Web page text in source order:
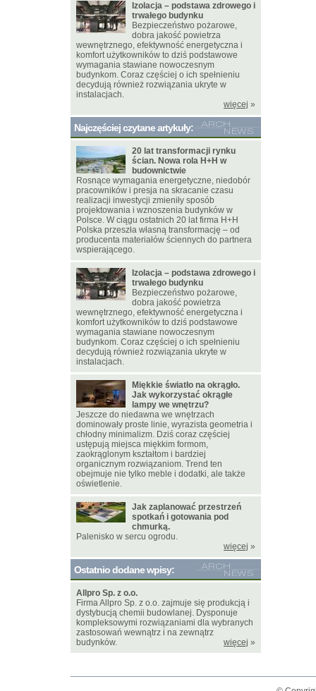
Izolacja – podstawa zdrowego i
trwałego budynku
Bezpieczeństwo pożarowe,
dobra jakość powietrza
wewnętrznego, efektywność energetyczna i
komfort użytkowników to dziś podstawowe
wymagania stawiane nowoczesnym
budynkom. Coraz częściej o ich spełnieniu
decydują również rozwiązania ukryte w
instalacjach.
więcej »
Najczęściej czytane artykuły:
20 lat transformacji rynku
ścian. Nowa rola H+H w
budownictwie
Rosnące wymagania energetyczne, niedobór
pracowników i presja na skracanie czasu
realizacji inwestycji zmieniły sposób
projektowania i wznoszenia budynków w
Polsce. W ciągu ostatnich 20 lat firma H+H
Polska przeszła własną transformację – od
producenta materiałów ściennych do partnera
wspierającego.
Izolacja – podstawa zdrowego i
trwałego budynku
Bezpieczeństwo pożarowe,
dobra jakość powietrza
wewnętrznego, efektywność energetyczna i
komfort użytkowników to dziś podstawowe
wymagania stawiane nowoczesnym
budynkom. Coraz częściej o ich spełnieniu
decydują również rozwiązania ukryte w
instalacjach.
Miękkie światło na okrągło.
Jak wykorzystać okrągłe
lampy we wnętrzu?
Jeszcze do niedawna we wnętrzach
dominowały proste linie, wyrazista geometria i
chłodny minimalizm. Dziś coraz częściej
ustępują miejsca miękkim formom,
zaokrąglonym kształtom i bardziej
organicznym rozwiązaniom. Trend ten
obejmuje nie tylko meble i dodatki, ale także
oświetlenie.
Jak zaplanować przestrzeń
spotkań i gotowania pod
chmurką.
Palenisko w sercu ogrodu.
więcej »
Ostatnio dodane wpisy:
Allpro Sp. z o.o.
Firma Allpro Sp. z o.o. zajmuje się produkcją i
dystybucją chemii budowlanej. Dysponuje
kompleksowymi rozwiązaniami dla wybranych
zastosowań wewnątrz i na zewnątrz
budynków.
więcej »